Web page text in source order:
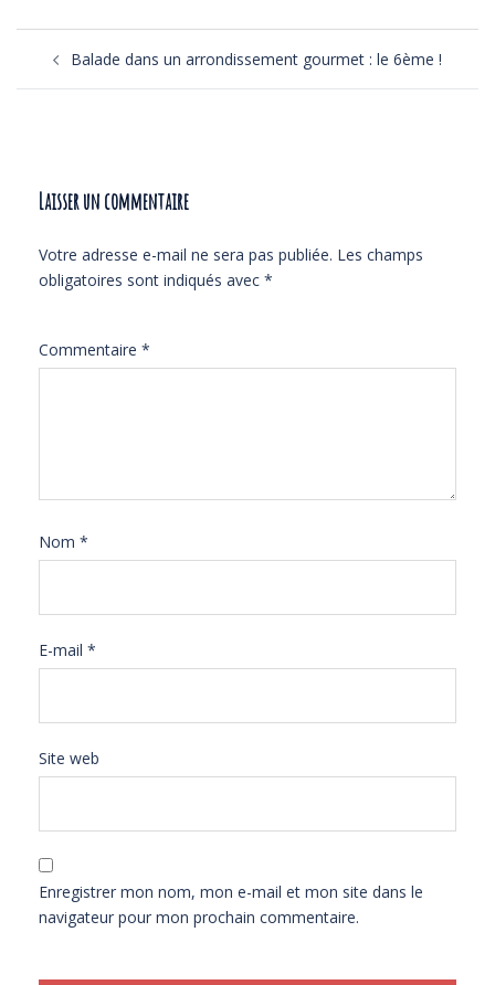
d’articleBalade dans un arrondissement gourmet : le 6ème !
Laisser un commentaire
Votre adresse e-mail ne sera pas publiée. Les champs
obligatoires sont indiqués avec *
Commentaire *
Nom *
E-mail *
Site web
Enregistrer mon nom, mon e-mail et mon site dans le
navigateur pour mon prochain commentaire.